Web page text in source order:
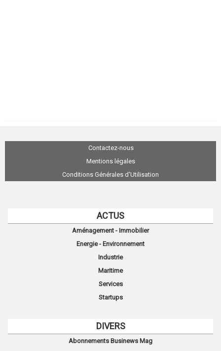
Contactez-nous
Mentions légales
Conditions Générales d'Utilisation
ACTUS
Aménagement - Immobilier
Energie - Environnement
Industrie
Maritime
Services
Startups
DIVERS
Abonnements Businews Mag